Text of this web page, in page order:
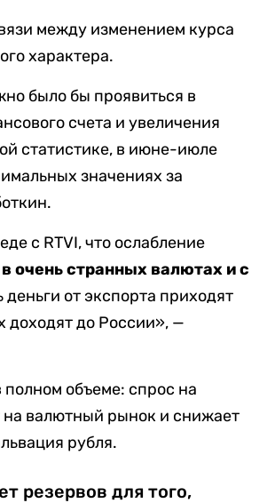
между изменением курса
характера.
было бы проявиться в
счета и увеличения
статистике, в июне-июле
значениях за
с RTVI, что ослабление
очень странных валютах и с
деньги от экспорта приходят
доходят до России», —
объеме: спрос на
на валютный рынок и снижает
рубля.
резервов для того,